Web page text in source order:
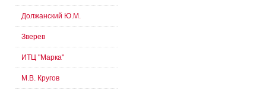
Должанский Ю.М.
Зверев
ИТЦ "Марка"
М.В. Кругов